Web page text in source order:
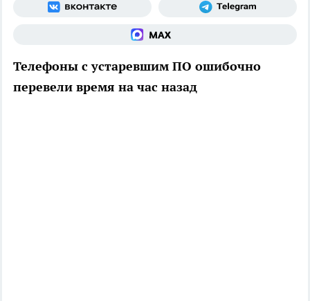
Телефоны с устаревшим ПО ошибочно
перевели время на час назад